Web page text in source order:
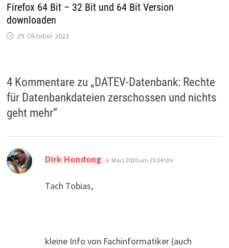
Firefox 64 Bit – 32 Bit und 64 Bit Version
downloaden
29. Oktober 2023
4 Kommentare zu „DATEV-Datenbank: Rechte
für Datenbankdateien zerschossen und nichts
geht mehr“
Dirk Hondong sagt:
6. März 2020 um 15:34 Uhr
Tach Tobias,
kleine Info von Fachinformatiker (auch